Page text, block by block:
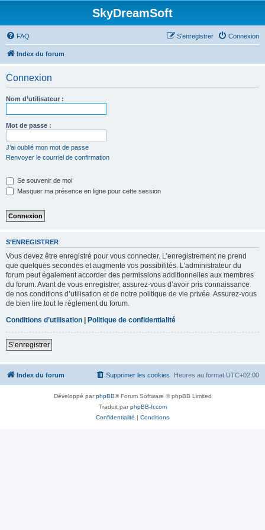
SkyDreamSoft
FAQ Connexion
S’enregistrer
Index du forum
Connexion
Nom d’utilisateur :
Mot de passe :
J’ai oublié mon mot de passe
Renvoyer le courriel de confirmation
Se souvenir de moi
Masquer ma présence en ligne pour cette session
S’ENREGISTRER
Vous devez être enregistré pour vous connecter. L’enregistrement ne prend
que quelques secondes et augmente vos possibilités. L’administrateur du
forum peut également accorder des permissions additionnelles aux membres
du forum. Avant de vous enregistrer, assurez-vous d’avoir pris connaissance
de nos conditions d’utilisation et de notre politique de vie privée. Assurez-vous
de bien lire tout le règlement du forum.
Conditions d’utilisation | Politique de confidentialité
S’enregistrer
Index du forum Heures au format UTC+02:00
Supprimer les cookies
Développé parphpBB® Forum Software © phpBB Limited
Traduit parphpBB-fr.com
Confidentialité | Conditions